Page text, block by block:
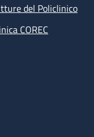
del Policlinico
COREC